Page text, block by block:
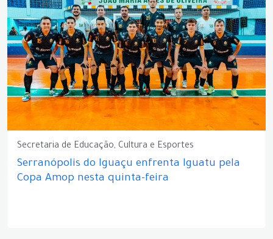
Secretaria de Educação, Cultura e Esportes
Serranópolis do Iguaçu enfrenta Iguatu pela
Copa Amop nesta quinta-feira